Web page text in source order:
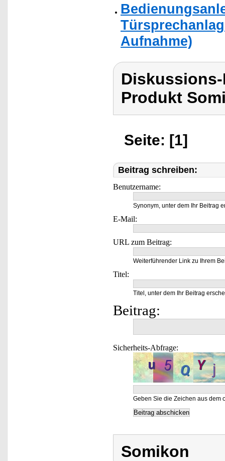
Aufnahme)
Produkt
Seite: [1]
Beitrag schreiben:
Benutzername:
Synonym, unter dem Ihr Beitrag
E-Mail:
URL zum Beitrag:
Weiterführender Link zu Ihrem
Titel:
Titel, unter dem Ihr Beitrag
Beitrag:
Sicherheits-Abfrage:
Geben Sie die Zeichen aus dem
Somikon